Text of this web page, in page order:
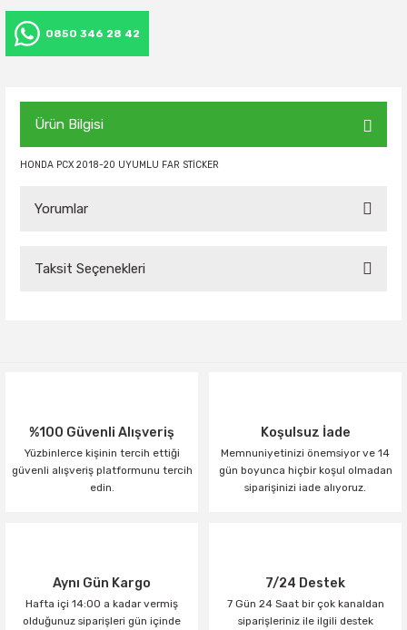
0850 346 28 42
Ürün Bilgisi
HONDA PCX 2018-20 UYUMLU FAR STİCKER
Yorumlar
Taksit Seçenekleri
%100 Güvenli Alışveriş
Yüzbinlerce kişinin tercih ettiği
güvenli alışveriş platformunu tercih
edin.
Koşulsuz İade
Memnuniyetinizi önemsiyor ve 14
gün boyunca hiçbir koşul olmadan
siparişinizi iade alıyoruz.
Aynı Gün Kargo
Hafta içi 14:00 a kadar vermiş
olduğunuz siparişleri gün içinde
7/24 Destek
7 Gün 24 Saat bir çok kanaldan
siparişleriniz ile ilgili destek